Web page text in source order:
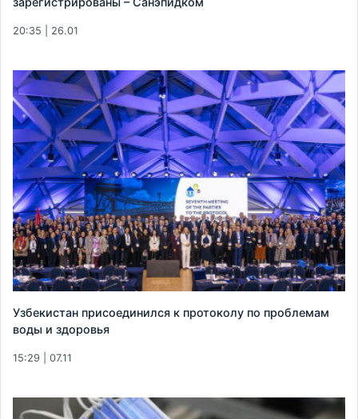
20:35 | 26.01
Узбекистан присоединился к протоколу по проблемам
воды и здоровья
15:29 | 07.11